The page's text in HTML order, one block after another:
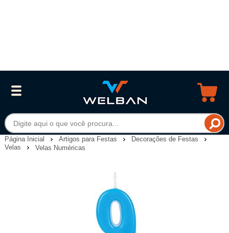
Página Inicial Artigos para Festas
Decorações de Festas
Velas
Velas Numéricas